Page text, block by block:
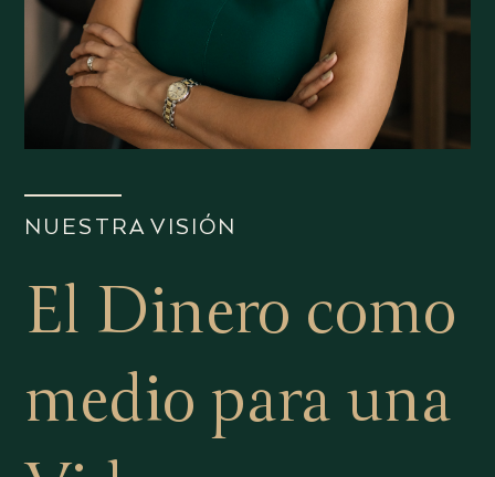
NUESTRA VISIÓN
El Dinero como
medio para una